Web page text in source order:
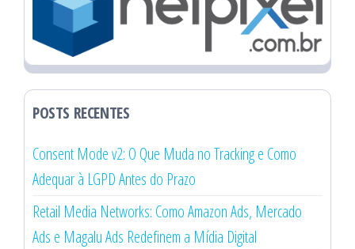
POSTS RECENTES
Consent Mode v2: O Que Muda no Tracking e Como
Adequar à LGPD Antes do Prazo
Retail Media Networks: Como Amazon Ads, Mercado
Ads e Magalu Ads Redefinem a Mídia Digital